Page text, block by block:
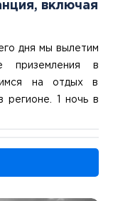
включая
дня мы вылетим
приземления в
на отдых в
регионе. 1 ночь в